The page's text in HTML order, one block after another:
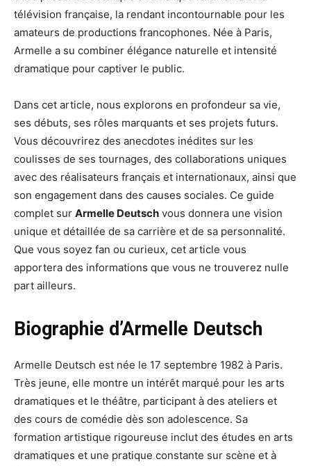
télévision française, la rendant incontournable pour les
amateurs de productions francophones. Née à Paris,
Armelle a su combiner élégance naturelle et intensité
dramatique pour captiver le public.
Dans cet article, nous explorons en profondeur sa vie,
ses débuts, ses rôles marquants et ses projets futurs.
Vous découvrirez des anecdotes inédites sur les
coulisses de ses tournages, des collaborations uniques
avec des réalisateurs français et internationaux, ainsi que
son engagement dans des causes sociales. Ce guide
complet sur Armelle Deutsch vous donnera une vision
unique et détaillée de sa carrière et de sa personnalité.
Que vous soyez fan ou curieux, cet article vous
apportera des informations que vous ne trouverez nulle
part ailleurs.
Biographie d’Armelle Deutsch
Armelle Deutsch est née le 17 septembre 1982 à Paris.
Très jeune, elle montre un intérêt marqué pour les arts
dramatiques et le théâtre, participant à des ateliers et
des cours de comédie dès son adolescence. Sa
formation artistique rigoureuse inclut des études en arts
dramatiques et une pratique constante sur scène et à